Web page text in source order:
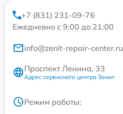
+7 (831) 231-09-76
Ежедневно с 9:00 до 21:00
info@zenit-repair-center.ru
Проспект Ленина, 33
Адрес сервисного центра Зенит
Режим работы: